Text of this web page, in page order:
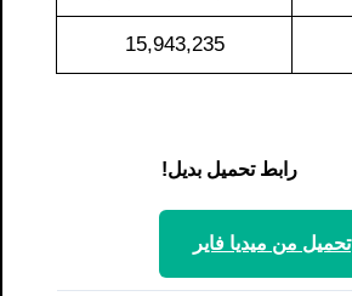
15,943,235
رابط تحميل بديل!
تحميل من ميديا ​​فاير